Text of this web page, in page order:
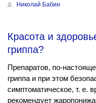
Николай Бабин
Красота и
гриппа?
Препаратов, по-
гриппа и при этом
симптоматическое, т. е.
рекомендует